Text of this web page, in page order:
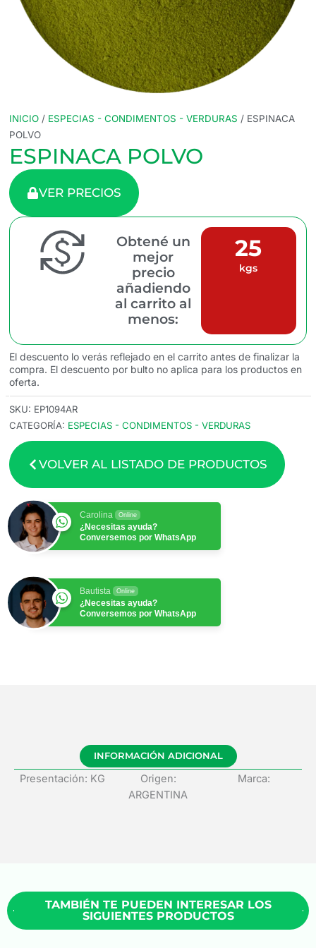
INICIO / ESPECIAS - CONDIMENTOS - VERDURAS / ESPINACA
POLVO
ESPINACA POLVO
VER PRECIOS
Obtené un
mejor
precio
añadiendo
al carrito al
menos:
25
kgs
El descuento lo verás reflejado en el carrito antes de finalizar la
compra. El descuento por bulto no aplica para los productos en
oferta.
SKU: EP1094AR
CATEGORÍA: ESPECIAS - CONDIMENTOS - VERDURAS
VOLVER AL LISTADO DE PRODUCTOS
Carolina Online
¿Necesitas ayuda?
Conversemos por WhatsApp
Bautista Online
¿Necesitas ayuda?
Conversemos por WhatsApp
INFORMACIÓN ADICIONAL
Presentación: KG
Origen:
ARGENTINA
Marca:
TAMBIÉN TE PUEDEN INTERESAR LOS
SIGUIENTES PRODUCTOS